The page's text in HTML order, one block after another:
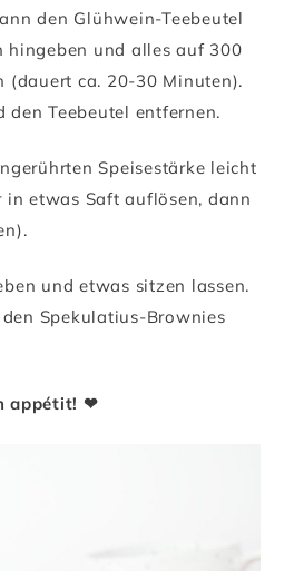
den Glühwein-Teebeutel
hingeben und alles auf 300
(dauert ca. 20-30 Minuten).
den Teebeutel entfernen.
Speisestärke leicht
in etwas Saft auflösen, dann
und etwas sitzen lassen.
Spekulatius-Brownies
appétit! ❤